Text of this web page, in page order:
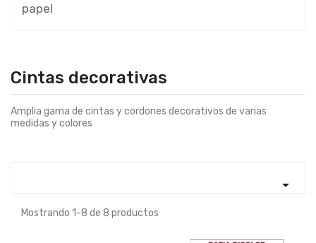
papel
Cintas decorativas
Amplia gama de cintas y cordones decorativos de varias
medidas y colores

Mostrando 1-8 de 8 productos